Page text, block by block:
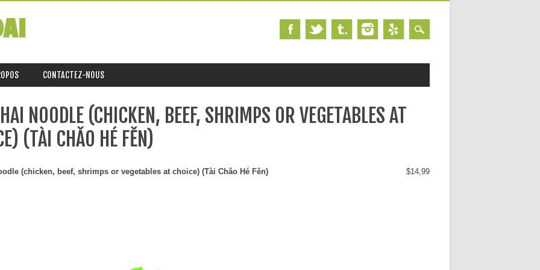
CONTACTEZ-NOUS
NOODLE (CHICKEN, BEEF, SHRIMPS OR VEGETABLES AT
(TÀI CHǍO HÉ FĚN)
(chicken, beef, shrimps or vegetables at choice) (Tài Chǎo Hé Fěn) $14,99